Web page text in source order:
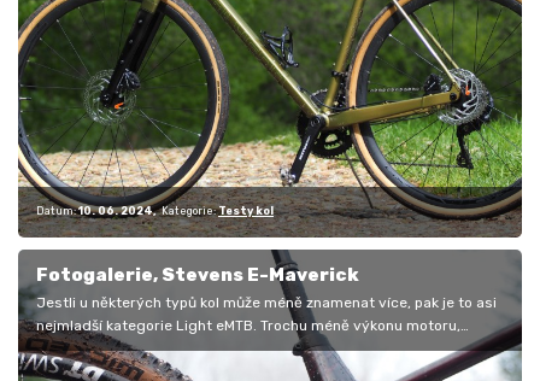
Datum: 10. 06. 2024 Kategorie: Testy kol
Fotogalerie, Stevens E-Maverick
Jestli u některých typů kol může méně znamenat více, pak je to asi
nejmladší kategorie Light eMTB. Trochu méně výkonu motoru,
menší…